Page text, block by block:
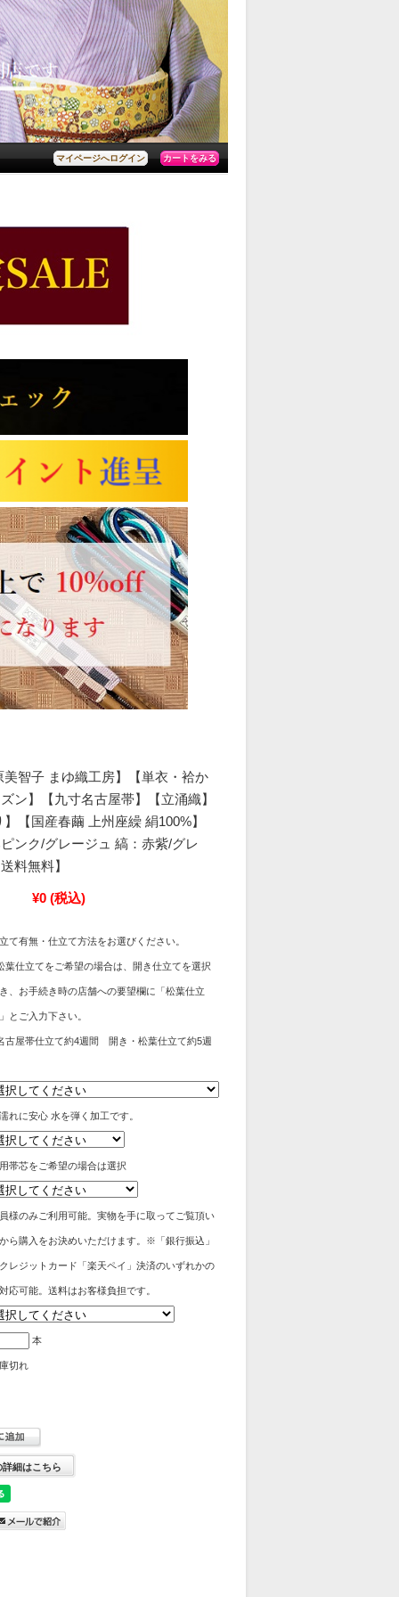
マイページへログイン カートをみる
智子 まゆ織工房】【単衣・袷か
ン】【九寸名古屋帯】【立涌織】
【国産春繭 上州座繰 絹100%】
ンク/グレージュ 縞：赤紫/グレ
料無料】
¥0 (税込)
て有無・仕立て方法をお選びください。
葉仕立てをご希望の場合は、開き仕立てを選択
、お手続き時の店舗への要望欄に「松葉仕立
とご入力下さい。
古屋帯仕立て約4週間 開き・松葉仕立て約5週
れに安心 水を弾く加工です。
帯芯をご希望の場合は選択
様のみご利用可能。実物を手に取ってご覧頂い
ら購入をお決めいただけます。※「銀行振込」
レジットカード「楽天ペイ」決済のいずれかの
応可能。送料はお客様負担です。
本
切れ
細はこちら